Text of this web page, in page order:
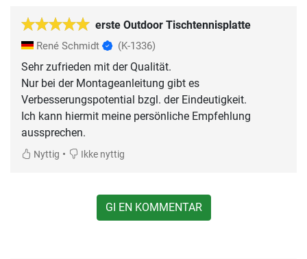
erste Outdoor Tischtennisplatte
René Schmidt (K-1336)
Sehr zufrieden mit der Qualität.
Nur bei der Montageanleitung gibt es
Verbesserungspotential bzgl. der Eindeutigkeit.
Ich kann hiermit meine persönliche Empfehlung
aussprechen.
Nyttig • Ikke nyttig
GI EN KOMMENTAR